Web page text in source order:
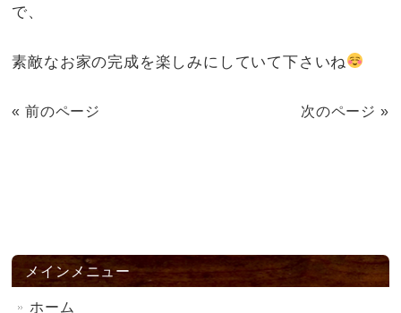
で、
素敵なお家の完成を楽しみにしていて下さいね
« 前のページ 次のページ »
メインメニュー
ホーム